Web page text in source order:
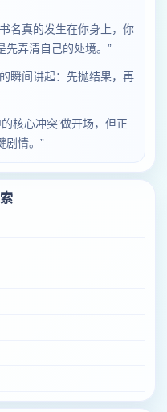
名真的发生在你身上，你
先弄清自己的处境。”
瞬间讲起：先抛结果，再
核心冲突’做开场，但正
剧情。”